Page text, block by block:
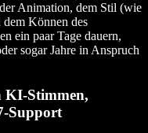
Animation, dem Stil (wie
Können des
ein paar Tage dauern,
sogar Jahre in Anspruch
KI-Stimmen,
Support